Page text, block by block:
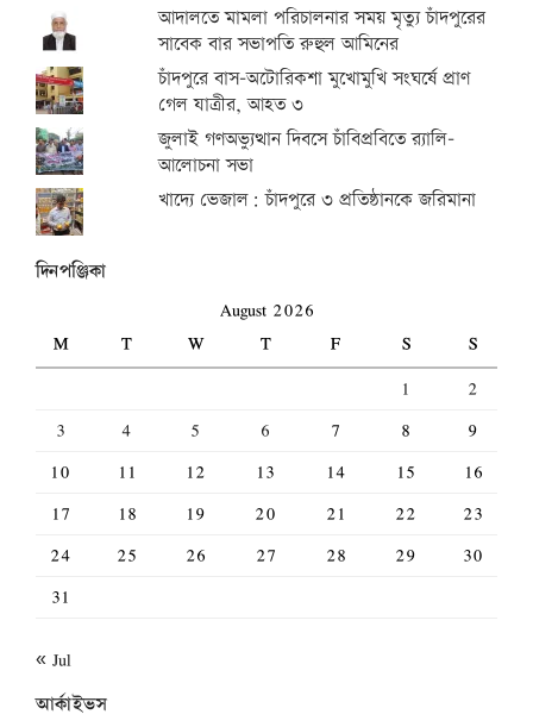
আদালতে মামলা পরিচালনার সময় মৃত্যু চাঁদপুরের
সাবেক বার সভাপতি রুহুল আমিনের
চাঁদপুরে বাস-অটোরিকশা মুখোমুখি সংঘর্ষে প্রাণ
গেল যাত্রীর, আহত ৩
জুলাই গণঅভ্যুত্থান দিবসে চাঁবিপ্রবিতে র‍্যালি-
আলোচনা সভা
খাদ্যে ভেজাল: চাঁদপুরে ৩ প্রতিষ্ঠানকে জরিমানা
দিনপঞ্জিকা
August 2026
M
T W T F S
S
1
2
3
4 5 6 7 8
9
10
11 12 13 14 15
16
17
18 19 20 21 22
23
24
25 26 27 28 29
30
31
« Jul
আর্কাইভস